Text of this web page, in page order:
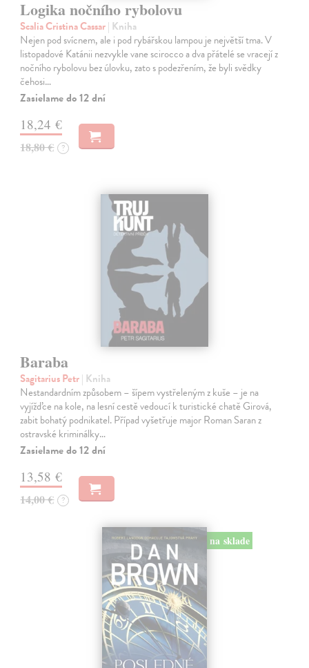
Logika nočního rybolovu
Scalia Cristina Cassar| Kniha
Nejen pod svícnem, ale i pod rybářskou lampou je největší tma. V
listopadové Katánii nezvykle vane scirocco a dva přátelé se vracejí z
nočního rybolovu bez úlovku, zato s podezřením, že byli svědky
čehosi…
Zasielame do 12 dní
18,24 €
18,80 € ?
Baraba
Sagitarius Petr| Kniha
Nestandardním způsobem – šípem vystřeleným z kuše – je na
vyjížďce na kole, na lesní cestě vedoucí k turistické chatě Girová,
zabit bohatý podnikatel. Případ vyšetřuje major Roman Saran z
ostravské kriminálky…
Zasielame do 12 dní
13,58 €
14,00 € ?
na sklade